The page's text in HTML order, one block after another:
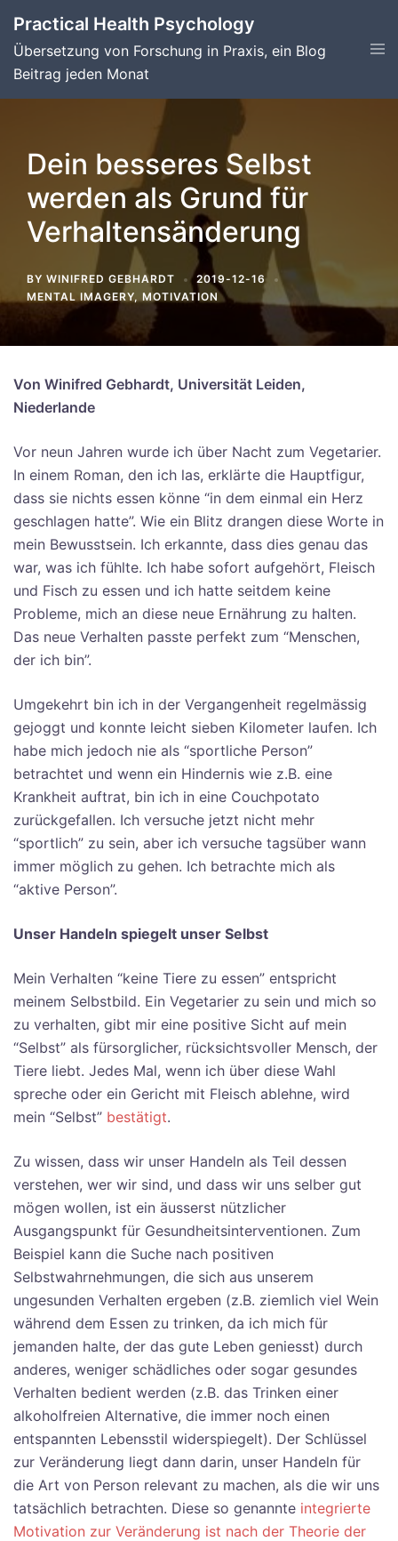
content
Practical Health Psychology
Übersetzung von Forschung in Praxis, ein Blog
Beitrag jeden Monat
Dein besseres Selbst
werden als Grund für
Verhaltensänderung
BY WINIFRED GEBHARDT
2019-12-16
MENTAL IMAGERY, MOTIVATION
Von Winifred Gebhardt, Universität Leiden,
Niederlande
Vor neun Jahren wurde ich über Nacht zum Vegetarier.
In einem Roman, den ich las, erklärte die Hauptfigur,
dass sie nichts essen könne “in dem einmal ein Herz
geschlagen hatte”. Wie ein Blitz drangen diese Worte in
mein Bewusstsein. Ich erkannte, dass dies genau das
war, was ich fühlte. Ich habe sofort aufgehört, Fleisch
und Fisch zu essen und ich hatte seitdem keine
Probleme, mich an diese neue Ernährung zu halten.
Das neue Verhalten passte perfekt zum “Menschen,
der ich bin”.
Umgekehrt bin ich in der Vergangenheit regelmässig
gejoggt und konnte leicht sieben Kilometer laufen. Ich
habe mich jedoch nie als “sportliche Person”
betrachtet und wenn ein Hindernis wie z.B. eine
Krankheit auftrat, bin ich in eine Couchpotato
zurückgefallen. Ich versuche jetzt nicht mehr
“sportlich” zu sein, aber ich versuche tagsüber wann
immer möglich zu gehen. Ich betrachte mich als
“aktive Person”.
Unser Handeln spiegelt unser Selbst
Mein Verhalten “keine Tiere zu essen” entspricht
meinem Selbstbild. Ein Vegetarier zu sein und mich so
zu verhalten, gibt mir eine positive Sicht auf mein
“Selbst” als fürsorglicher, rücksichtsvoller Mensch, der
Tiere liebt. Jedes Mal, wenn ich über diese Wahl
spreche oder ein Gericht mit Fleisch ablehne, wird
mein “Selbst” bestätigt.
Zu wissen, dass wir unser Handeln als Teil dessen
verstehen, wer wir sind, und dass wir uns selber gut
mögen wollen, ist ein äusserst nützlicher
Ausgangspunkt für Gesundheitsinterventionen. Zum
Beispiel kann die Suche nach positiven
Selbstwahrnehmungen, die sich aus unserem
ungesunden Verhalten ergeben (z.B. ziemlich viel Wein
während dem Essen zu trinken, da ich mich für
jemanden halte, der das gute Leben geniesst) durch
anderes, weniger schädliches oder sogar gesundes
Verhalten bedient werden (z.B. das Trinken einer
alkoholfreien Alternative, die immer noch einen
entspannten Lebensstil widerspiegelt). Der Schlüssel
zur Veränderung liegt dann darin, unser Handeln für
die Art von Person relevant zu machen, als die wir uns
tatsächlich betrachten. Diese so genannte integrierte
Motivation zur Veränderung ist nach der Theorie der